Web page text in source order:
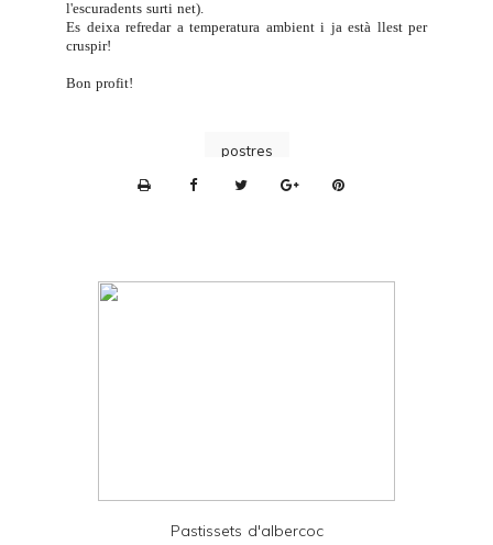
l'escuradents surti net).
Es deixa refredar a temperatura ambient i ja està llest per
cruspir!
Bon profit!
postres
n
Pastissets d'albercoc